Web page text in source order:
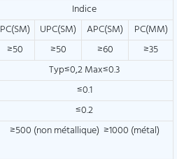
Indice
PC(SM) UPC(SM) APC(SM)
PC(MM)
≥50 ≥50 ≥60
≥35
Typ≤0,2 Max≤0.3
≤0.1
≤0.2
≥500 (non métallique) ≥1000 (métal)